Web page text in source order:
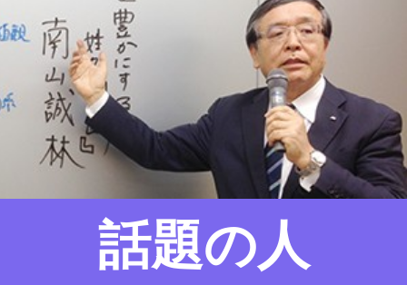
正しい字画
南山誠林について
漢字の語源
漢字の歴史
苗字100のルーツ
話題の人